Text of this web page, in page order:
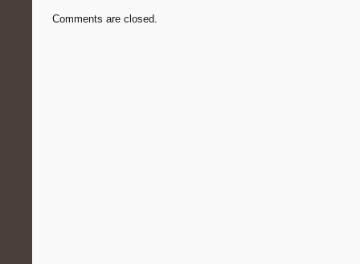
Comments are closed.